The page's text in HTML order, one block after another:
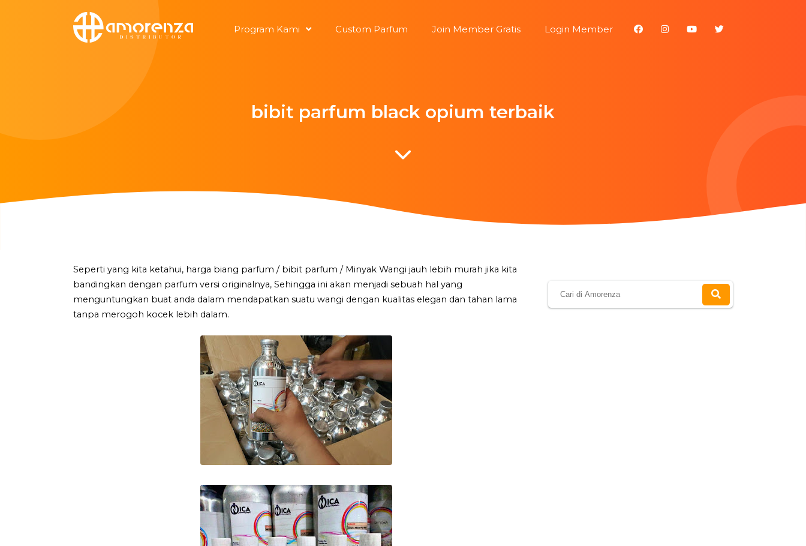
Program Kami Custom Parfum Join Member Gratis Login Member
bibit parfum black opium terbaik
Seperti yang kita ketahui, harga biang parfum / bibit parfum / Minyak Wangi jauh lebih murah jika kita
bandingkan dengan parfum versi originalnya, Sehingga ini akan menjadi sebuah hal yang
menguntungkan buat anda dalam mendapatkan suatu wangi dengan kualitas elegan dan tahan lama
tanpa merogoh kocek lebih dalam.